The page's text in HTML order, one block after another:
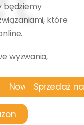
będziemy
które
wyzwania,
NowościSprzedaż